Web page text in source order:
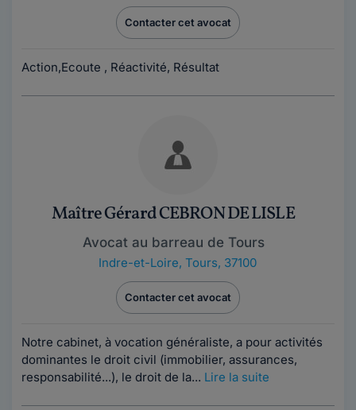
Contacter cet avocat
Action,Ecoute , Réactivité, Résultat
Maître Gérard CEBRON DE LISLE
Avocat au barreau de Tours
Indre-et-Loire, Tours, 37100
Contacter cet avocat
Notre cabinet, à vocation généraliste, a pour activités
dominantes le droit civil (immobilier, assurances,
responsabilité...), le droit de la... Lire la suite